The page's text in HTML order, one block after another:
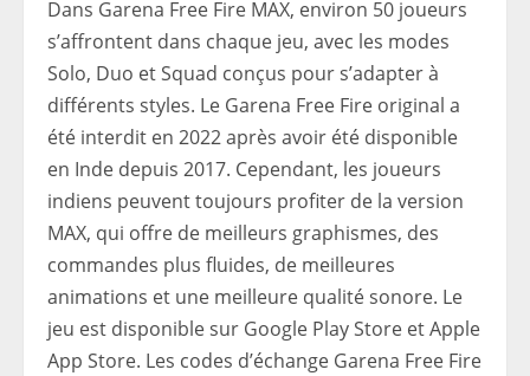
Dans Garena Free Fire MAX, environ 50 joueurs
s’affrontent dans chaque jeu, avec les modes
Solo, Duo et Squad conçus pour s’adapter à
différents styles. Le Garena Free Fire original a
été interdit en 2022 après avoir été disponible
en Inde depuis 2017. Cependant, les joueurs
indiens peuvent toujours profiter de la version
MAX, qui offre de meilleurs graphismes, des
commandes plus fluides, de meilleures
animations et une meilleure qualité sonore. Le
jeu est disponible sur Google Play Store et Apple
App Store. Les codes d’échange Garena Free Fire